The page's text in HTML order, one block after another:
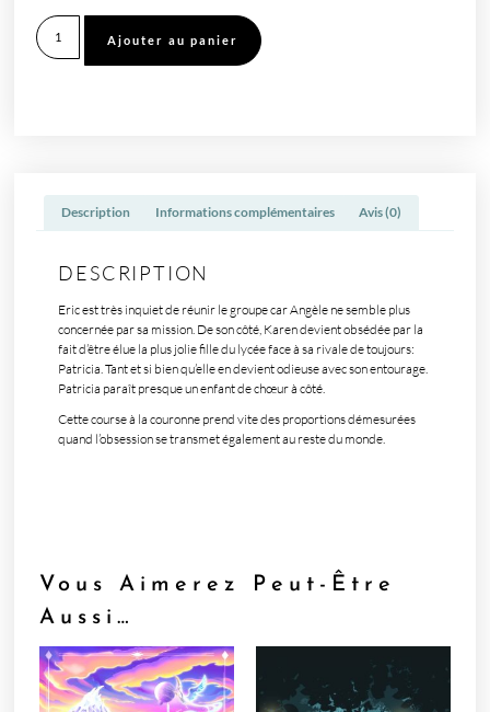
Ajouter au panier
Description Informations complémentaires Avis (0)
DESCRIPTION
Eric est très inquiet de réunir le groupe car Angèle ne semble plus
concernée par sa mission. De son côté, Karen devient obsédée par la
fait d’être élue la plus jolie fille du lycée face à sa rivale de toujours:
Patricia. Tant et si bien qu’elle en devient odieuse avec son entourage.
Patricia paraît presque un enfant de chœur à côté.
Cette course à la couronne prend vite des proportions démesurées
quand l’obsession se transmet également au reste du monde.
Vous Aimerez Peut-Être
Aussi…